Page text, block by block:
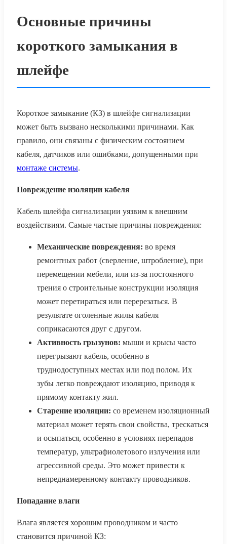
Основные причины
короткого замыкания в
шлейфе
Короткое замыкание (КЗ) в шлейфе сигнализации
может быть вызвано несколькими причинами. Как
правило, они связаны с физическим состоянием
кабеля, датчиков или ошибками, допущенными при
монтаже системы.
Повреждение изоляции кабеля
Кабель шлейфа сигнализации уязвим к внешним
воздействиям. Самые частые причины повреждения:
Механические повреждения: во время
ремонтных работ (сверление, штробление), при
перемещении мебели, или из-за постоянного
трения о строительные конструкции изоляция
может перетираться или перерезаться. В
результате оголенные жилы кабеля
соприкасаются друг с другом.
Активность грызунов: мыши и крысы часто
перегрызают кабель, особенно в
труднодоступных местах или под полом. Их
зубы легко повреждают изоляцию, приводя к
прямому контакту жил.
Старение изоляции: со временем изоляционный
материал может терять свои свойства, трескаться
и осыпаться, особенно в условиях перепадов
температур, ультрафиолетового излучения или
агрессивной среды. Это может привести к
непреднамеренному контакту проводников.
Попадание влаги
Влага является хорошим проводником и часто
становится причиной КЗ: